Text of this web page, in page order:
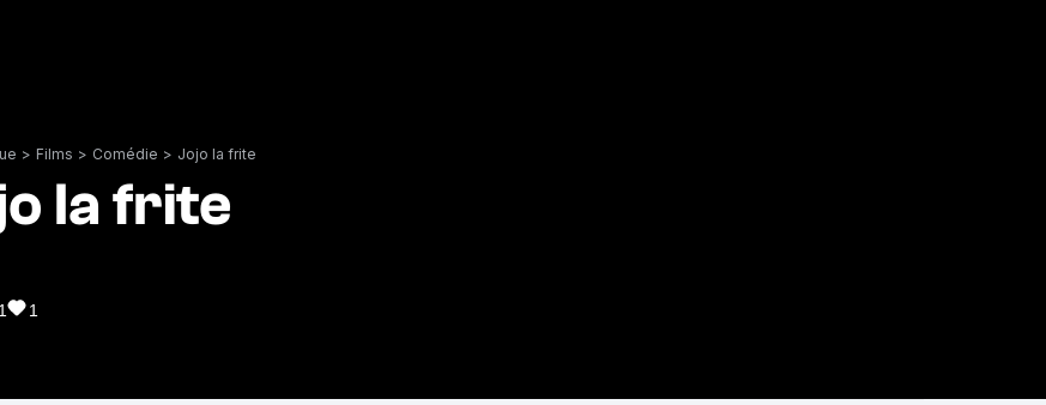
> Films > Comédie > Jojo la frite
la frite
1